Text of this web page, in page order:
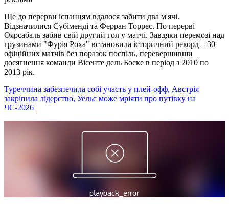
Ще до перерви іспанцям вдалося забити два м'ячі.
Відзначилися Субіменді та Ферран Торрес. По перерві
Оярсабаль забив свій другий гол у матчі. Завдяки перемозі над
грузинами "Фурія Роха" встановила історичний рекорд – 30
офіційних матчів без поразок поспіль, перевершивши
досягнення команди Вісенте дель Боске в період з 2010 по
2013 рік.
Туреччина забезпечила собі участь у плей-офф, Австрія
закріпила лідерство, Уельс може мріяти про путівку на
ЧС-2026